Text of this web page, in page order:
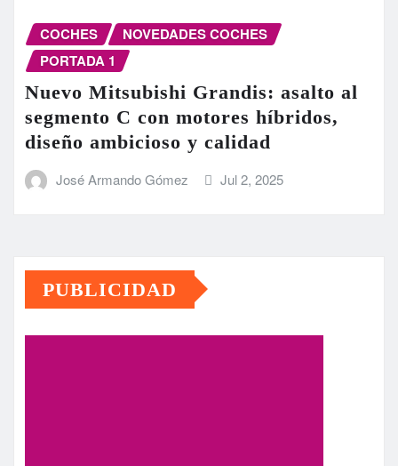
COCHES
NOVEDADES COCHES
PORTADA 1
Nuevo Mitsubishi Grandis: asalto al
segmento C con motores híbridos,
diseño ambicioso y calidad
José Armando Gómez Jul 2, 2025
PUBLICIDAD